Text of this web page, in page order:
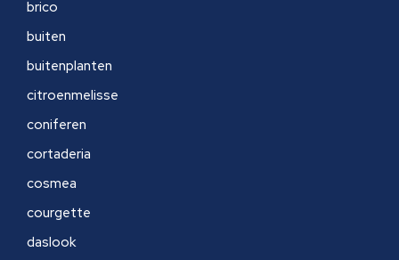
brico
buiten
buitenplanten
citroenmelisse
coniferen
cortaderia
cosmea
courgette
daslook